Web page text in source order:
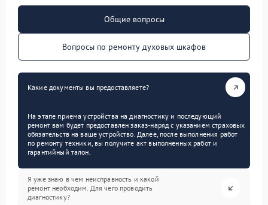
Общие вопросы
Вопросы по ремонту духовых шкафов
Какие документы вы предоставляете?
На этапе приема устройства на диагностику и последующий
ремонт вам будет предоставлен заказ-наряд с указанием страховых
обязательств на ваше устройство. Далее, после выполнения работ
по ремонту техники, вы получите акт выполненных работ и
гарантийный талон.
Я уже знаю в чем неисправность и какой
ремонт необходим. Для чего проводить
диагностику?